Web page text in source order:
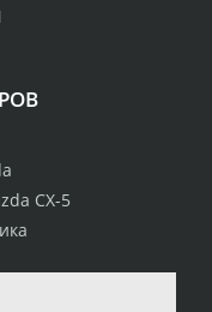
Гарантия качества
CX-5